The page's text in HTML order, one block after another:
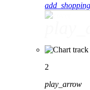
2
play_arrow